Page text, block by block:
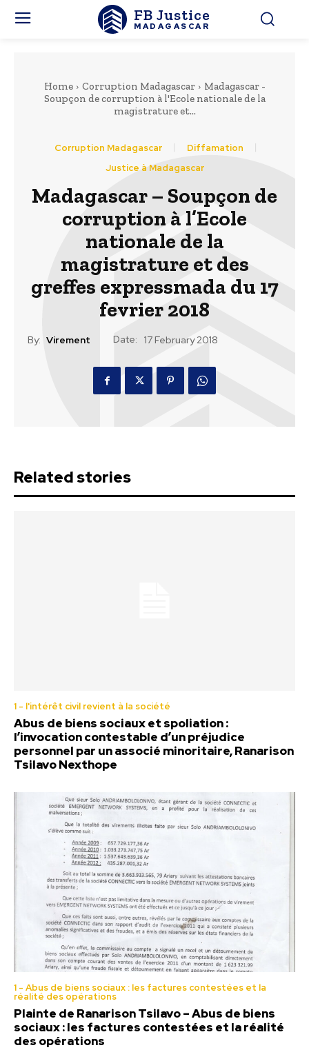
FB Justice
MADAGASCAR
Home Corruption Madagascar
Madagascar -
Soupçon de corruption à l'Ecole nationale de la
magistrature et...
Corruption Madagascar
Diffamation
Justice à Madagascar
Madagascar – Soupçon de
corruption à l’Ecole
nationale de la
magistrature et des
greffes expressmada du 17
fevrier 2018
By: Virement Date: 17 February 2018
Related stories
1 - l'intérêt civil revient à la société
Abus de biens sociaux et spoliation :
l’invocation contestable d’un préjudice
personnel par un associé minoritaire, Ranarison
Tsilavo Nexthope
1 - Abus de biens sociaux : les factures contestées et la
réalité des opérations
Plainte de Ranarison Tsilavo – Abus de biens
sociaux : les factures contestées et la réalité
des opérations